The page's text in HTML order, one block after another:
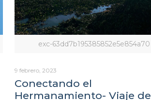
exc-63dd7b195385852e5e854a70
9 febrero, 2023
Conectando el
Hermanamiento- Viaje de